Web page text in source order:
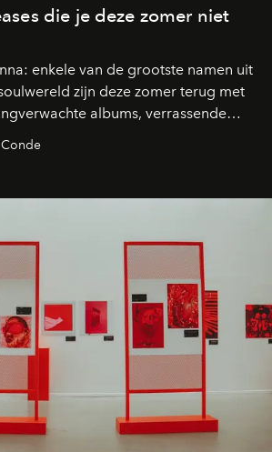
die je deze zomer niet
enkele van de grootste namen uit
zijn deze zomer terug met
albums, verrassende
nieuwe projecten: dit zijn
mag missen.